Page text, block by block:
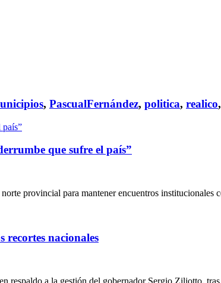
, PascualFernández, politica, realico,
que sufre el país”
provincial para mantener encuentros institucionales
nacionales
a la gestión del gobernador Sergio Ziliotto, tras